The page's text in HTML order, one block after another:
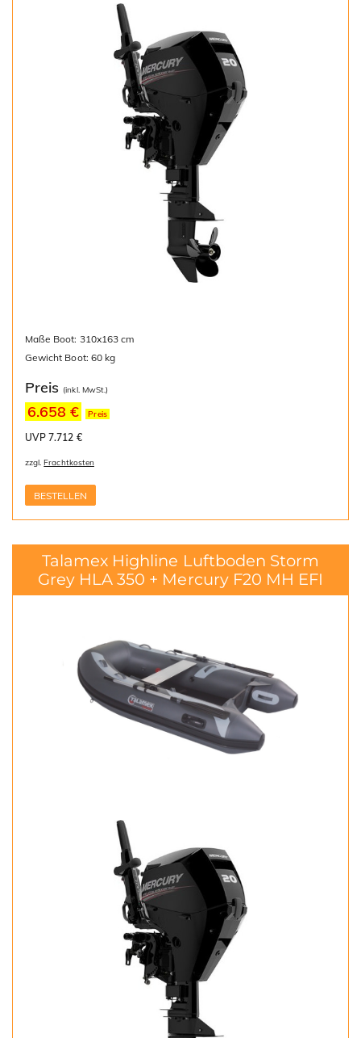
Maße Boot: 310x163 cm
Gewicht Boot: 60 kg
Preis (inkl. MwSt.)
6.658 € Preis
UVP 7.712 €
zzgl.Frachtkosten
BESTELLEN
Talamex Highline Luftboden Storm
Grey HLA 350 + Mercury F20 MH EFI